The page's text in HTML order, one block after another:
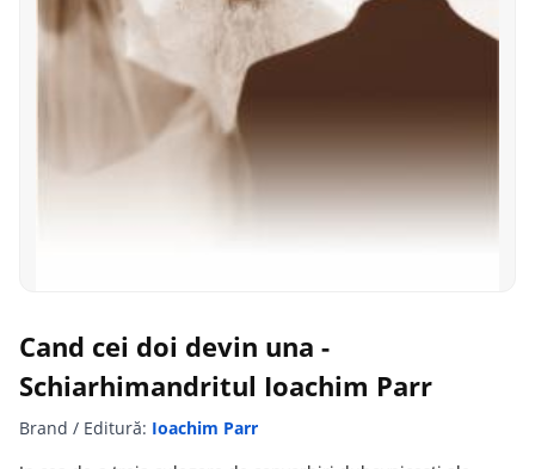
Cand cei doi devin una -
Schiarhimandritul Ioachim Parr
Brand / Editură: Ioachim Parr